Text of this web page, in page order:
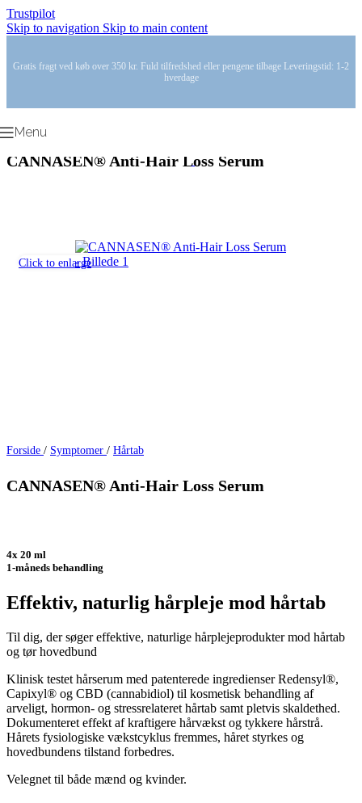
Trustpilot
Skip to navigation Skip to main content
Gratis fragt ved køb over 350 kr. Fuld tilfredshed eller pengene tilbage Leveringstid: 1-2
hverdage
Menu
CANNASEN® Anti-Hair Loss Serum
Click to enlarge
Forside / Symptomer / Hårtab
CANNASEN® Anti-Hair Loss Serum
4x 20 ml
1-måneds behandling
Effektiv, naturlig hårpleje mod hårtab
Til dig, der søger effektive, naturlige hårplejeprodukter mod hårtab
og tør hovedbund
Klinisk testet hårserum med patenterede ingredienser Redensyl®,
Capixyl® og CBD (cannabidiol) til kosmetisk behandling af
arveligt, hormon- og stressrelateret hårtab samt pletvis skaldethed.
Dokumenteret effekt af kraftigere hårvækst og tykkere hårstrå.
Hårets fysiologiske vækstcyklus fremmes, håret styrkes og
hovedbundens tilstand forbedres.
Velegnet til både mænd og kvinder.